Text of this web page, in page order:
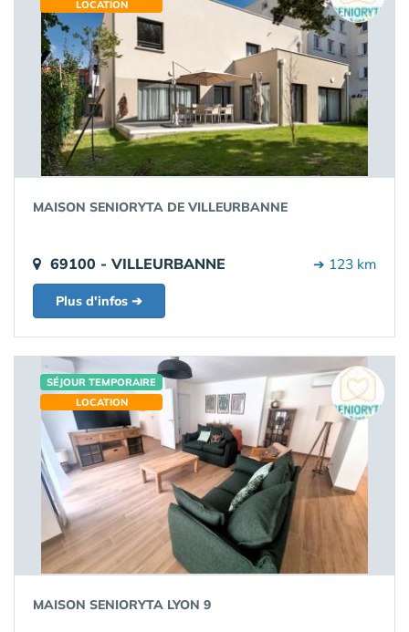
LOCATION
MAISON SENIORYTA DE VILLEURBANNE
69100 - VILLEURBANNE ➔ 123 km
Plus d'infos ➔
SÉJOUR TEMPORAIRE
LOCATION
MAISON SENIORYTA LYON 9